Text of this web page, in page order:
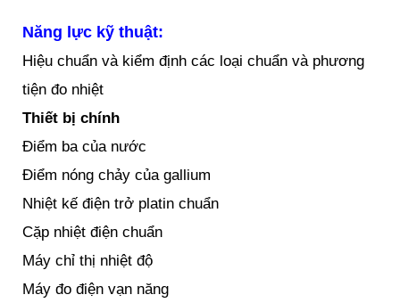
Năng lực kỹ thuật:
Hiệu chuẩn và kiểm định các loại chuẩn và phương
tiện đo nhiệt
Thiết bị chính
Điểm ba của nước
Điểm nóng chảy của gallium
Nhiệt kế điện trở platin chuẩn
Cặp nhiệt điện chuẩn
Máy chỉ thị nhiệt độ
Máy đo điện vạn năng